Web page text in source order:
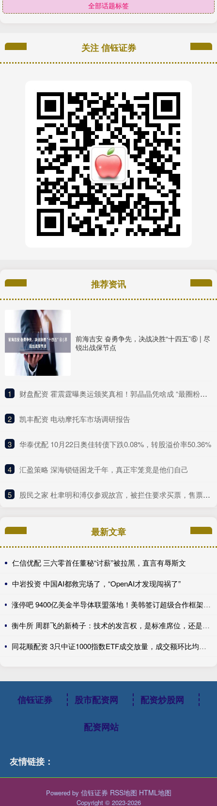
全部话题标签
关注 信钰证券
推荐资讯
前海吉安 奋勇争先，决战决胜“十四五”⑥ | 尽
锐出战保节点
1 ​财盘配资 霍震霆曝奥运颁奖真相！郭晶晶凭啥成 “最圈粉豪门媳妇”？
2 ​凯丰配资 电动摩托车市场调研报告
3 ​华泰优配 10月22日奥佳转债下跌0.08%，转股溢价率50.36%
4 ​汇盈策略 深海锁链困龙千年，真正牢笼竟是他们自己
5 ​股民之家 杜聿明和溥仪参观故宫，被拦住要求买票，售票员：溥仪在也不行
最新文章
仁信优配 三六零首任董秘“讨薪”被拉黑，直言有辱斯文
中岩投资 中国AI都救完场了，“OpenAI才发现闯祸了”
涨停吧 9400亿美金半导体联盟落地！美韩签订超级合作框架，全球AI产业链迎来格局重写
衡牛所 周群飞的新椅子：技术的发言权，是标准席位，还是良率刻度？
同花顺配资 3只中证1000指数ETF成交放量，成交额环比均增加超亿元
信钰证券 股市配资网 配资炒股网
配资网站
友情链接：
Powered by 信钰证券 RSS地图 HTML地图
Copyright © 2023-2026